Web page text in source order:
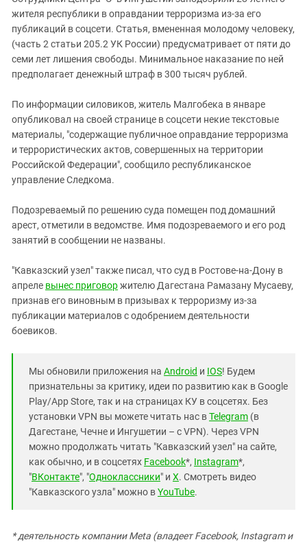
жителя республики в оправдании терроризма из-за его
публикаций в соцсети. Статья, вмененная молодому человеку,
(часть 2 статьи 205.2 УК России) предусматривает от пяти до
семи лет лишения свободы. Минимальное наказание по ней
предполагает денежный штраф в 300 тысяч рублей.
По информации силовиков, житель Малгобека в январе
опубликовал на своей странице в соцсети некие текстовые
материалы, "содержащие публичное оправдание терроризма
и террористических актов, совершенных на территории
Российской Федерации", сообщило республиканское
управление Следкома.
Подозреваемый по решению суда помещен под домашний
арест, отметили в ведомстве. Имя подозреваемого и его род
занятий в сообщении не названы.
"Кавказский узел" также писал, что суд в Ростове-на-Дону в
апреле вынес приговоржителю Дагестана Рамазану Мусаеву,
признав его виновным в призывах к терроризму из-за
публикации материалов с одобрением деятельности
боевиков.
Мы обновили приложения на Android и IOS! Будем
признательны за критику, идеи по развитию как в Google
Play/App Store, так и на страницах КУ в соцсетях. Без
установки VPN вы можете читать нас вTelegram (в
Дагестане, Чечне и Ингушетии – с VPN). Через VPN
можно продолжать читать "Кавказский узел" на сайте,
как обычно, и в соцсетях Facebook*, Instagram*,
"ВКонтакте", "Одноклассники" и X. Смотреть видео
"Кавказского узла" можно вYouTube.
* деятельность компании Meta (владеет Facebook, Instagram и